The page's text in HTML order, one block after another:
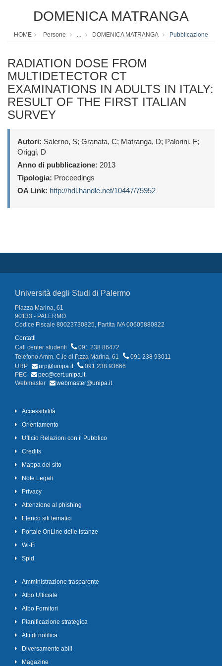
DOMENICA MATRANGA
HOME Persone ... DOMENICA MATRANGA Pubblicazione
RADIATION DOSE FROM
MULTIDETECTOR CT
EXAMINATIONS IN ADULTS IN ITALY:
RESULT OF THE FIRST ITALIAN
SURVEY
Autori: Salerno, S; Granata, C; Matranga, D; Palorini, F;
Origgi, D
Anno di pubblicazione: 2013
Tipologia: Proceedings
OA Link: http://hdl.handle.net/10447/75952
Università degli Studi di Palermo
Piazza Marina, 61
90133 - PALERMO
Codice Fiscale 80023730825, Partita IVA 00605880822
Contatti
Call center studenti
091 238 86472
Telefono Amm. C.le di P.zza Marina, 61
091 238 93011
URP
urp@unipa.it
091 238 93666
PEC
pec@cert.unipa.it
Webmaster
webmaster@unipa.it
Accessibilità
Orientamento
Ufficio Relazioni con il Pubblico
Credits
Mappa del sito
Note Legali
Privacy
Attenzione al phishing
Elenco siti tematici
Portale OnLine delle Istanze
Wi-Fi
Spid
Amministrazione trasparente
Albo Ufficiale
Albo Fornitori
Pianificazione strategica
Atti di notifica
Diversamente abili
Magazine